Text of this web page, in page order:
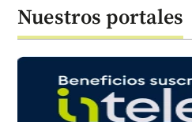
Nuestros portales